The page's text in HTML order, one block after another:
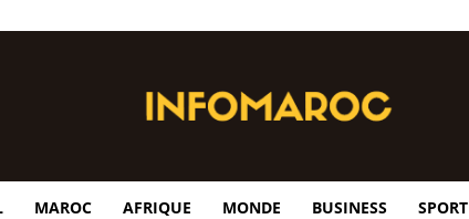
MAROC AFRIQUE MONDE BUSINESS SPORT